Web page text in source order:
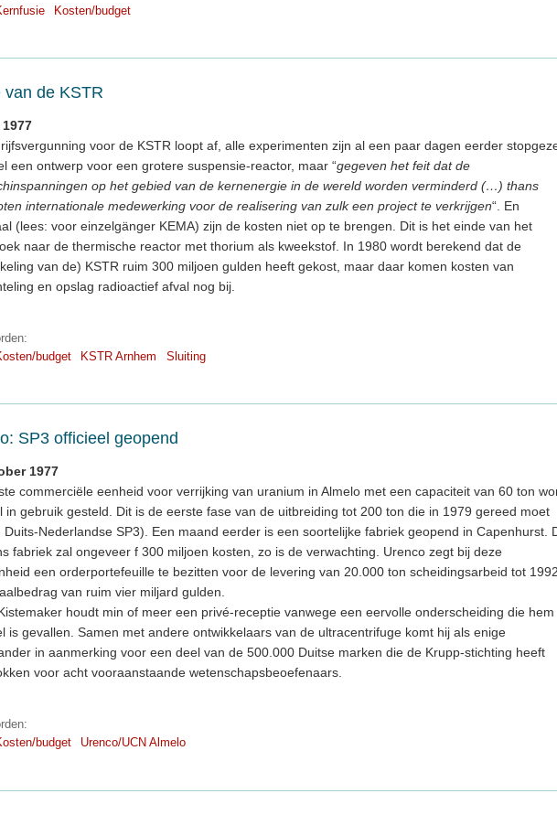
Kosten/budget
van de KSTR
voor de KSTR loopt af, alle experimenten zijn al een paar dagen eerder
een ontwerp voor een grotere suspensie-reactor, maar “gegeven het feit dat de
op het gebied van de kernenergie in de wereld worden verminderd (…) thans
internationale medewerking voor de realisering van zulk een project te verkrijgen“. En
(lees: voor einzelgänger KEMA) zijn de kosten niet op te brengen. Dit is het einde van het
naar de thermische reactor met thorium als kweekstof. In 1980 wordt berekend dat de
van de) KSTR ruim 300 miljoen gulden heeft gekost, maar daar komen kosten van
en opslag radioactief afval nog bij.
budget KSTR Arnhem Sluiting
SP3 officieel geopend
1977
commerciële eenheid voor verrijking van uranium in Almelo met een capaciteit van 60 ton
in gebruik gesteld. Dit is de eerste fase van de uitbreiding tot 200 ton die in 1979 gereed moet
Duits-Nederlandse SP3). Een maand eerder is een soortelijke fabriek geopend in Capenhurst.
fabriek zal ongeveer f 300 miljoen kosten, zo is de verwachting. Urenco zegt bij deze
een orderportefeuille te bezitten voor de levering van 20.000 ton scheidingsarbeid tot 1992,
van ruim vier miljard gulden.
houdt min of meer een privé-receptie vanwege een eervolle onderscheiding die hem
is gevallen. Samen met andere ontwikkelaars van de ultracentrifuge komt hij als enige
in aanmerking voor een deel van de 500.000 Duitse marken die de Krupp-stichting heeft
voor acht vooraanstaande wetenschapsbeoefenaars.
budget Urenco/UCN Almelo